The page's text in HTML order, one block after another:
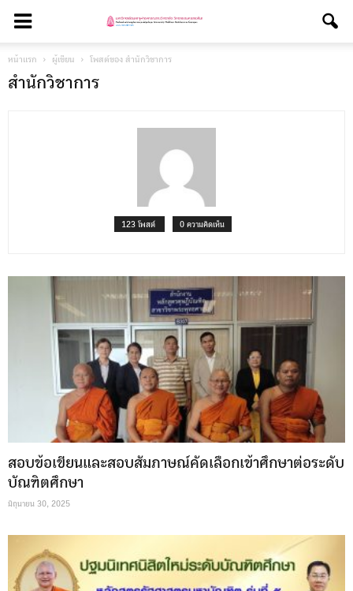
หน้าแรก ผู้เขียน โพสต์ของ สำนักวิชาการ
สำนักวิชาการ
123 โพสต์ 0 ความคิดเห็น
สอบข้อเขียน​และ​สอบ​สัมภาษณ์​คัดเลือก​เข้า​ศึกษา​ต่อ​ระดับ​
บัณฑิต​ศึกษา​
มิถุนายน 30, 2025